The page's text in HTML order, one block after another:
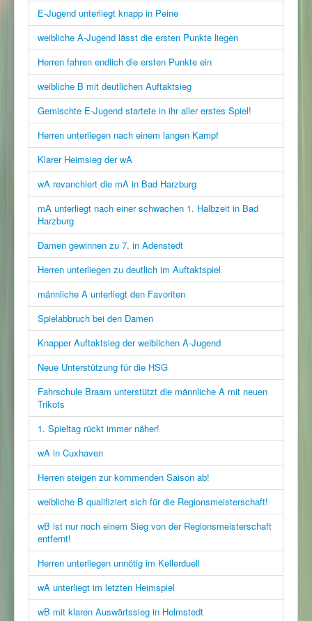
E-Jugend unterliegt knapp in Peine
weibliche A-Jugend lässt die ersten Punkte liegen
Herren fahren endlich die ersten Punkte ein
weibliche B mit deutlichen Auftaktsieg
Gemischte E-Jugend startete in ihr aller erstes Spiel!
Herren unterliegen nach einem langen Kampf
Klarer Heimsieg der wA
wA revanchiert die mA in Bad Harzburg
mA unterliegt nach einer schwachen 1. Halbzeit in Bad
Harzburg
Damen gewinnen zu 7. in Adenstedt
Herren unterliegen zu deutlich im Auftaktspiel
männliche A unterliegt den Favoriten
Spielabbruch bei den Damen
Knapper Auftaktsieg der weiblichen A-Jugend
Neue Unterstützung für die HSG
Fahrschule Braam unterstützt die männliche A mit neuen
Trikots
1. Spieltag rückt immer näher!
wA in Cuxhaven
Herren steigen zur kommenden Saison ab!
weibliche B qualifiziert sich für die Regionsmeisterschaft!
wB ist nur noch einem Sieg von der Regionsmeisterschaft
entfernt!
Herren unterliegen unnötig im Kellerduell
wA unterliegt im letzten Heimspiel
wB mit klaren Auswärtssieg in Helmstedt